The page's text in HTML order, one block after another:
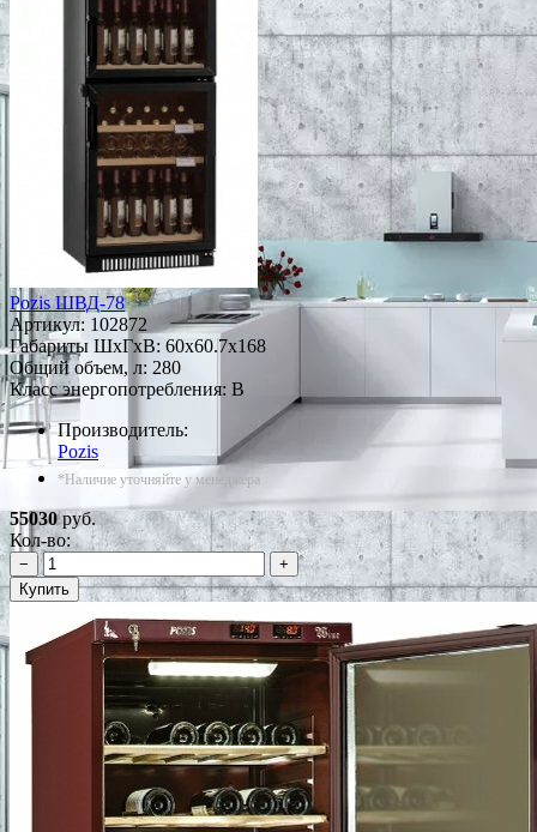
Pozis ШВД-78
Артикул: 102872
Габариты ШxГxВ: 60x60.7x168
Общий объем, л: 280
Класс энергопотребления: B
Производитель:
Pozis
*Наличие уточняйте у менеджера
55030руб.
Кол-во:
−
+
Купить